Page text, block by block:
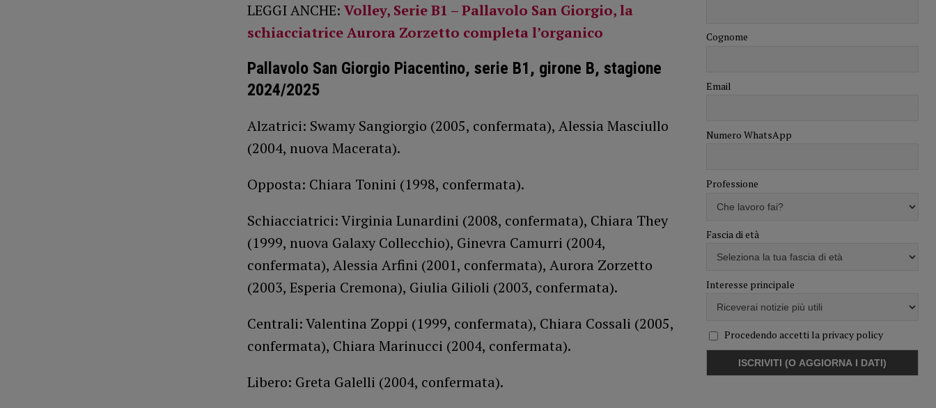
LEGGI ANCHE: Volley, Serie B1 – Pallavolo San Giorgio, la
schiacciatrice Aurora Zorzetto completa l’organico
Pallavolo San Giorgio Piacentino, serie B1, girone B, stagione
2024/2025
Alzatrici: Swamy Sangiorgio (2005, confermata), Alessia Masciullo
(2004, nuova Macerata).
Opposta: Chiara Tonini (1998, confermata).
Schiacciatrici: Virginia Lunardini (2008, confermata), Chiara They
(1999, nuova Galaxy Collecchio), Ginevra Camurri (2004,
confermata), Alessia Arfini (2001, confermata), Aurora Zorzetto
(2003, Esperia Cremona), Giulia Gilioli (2003, confermata).
Centrali: Valentina Zoppi (1999, confermata), Chiara Cossali (2005,
confermata), Chiara Marinucci (2004, confermata).
Libero: Greta Galelli (2004, confermata).
Cognome
Email
Numero WhatsApp
Professione
Fascia di età
Interesse principale
Procedendo accetti la privacy policy